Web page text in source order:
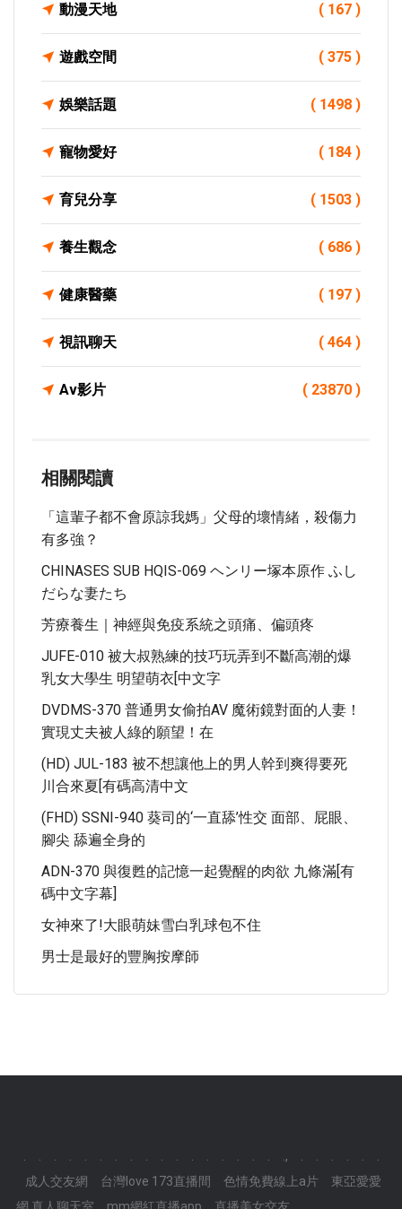
動漫天地 ( 167 )
遊戲空間 ( 375 )
娛樂話題 ( 1498 )
寵物愛好 ( 184 )
育兒分享 ( 1503 )
養生觀念 ( 686 )
健康醫藥 ( 197 )
視訊聊天 ( 464 )
Av影片 ( 23870 )
相關閱讀
「這輩子都不會原諒我媽」父母的壞情緒，殺傷力
有多強？
CHINASES SUB HQIS-069 ヘンリー塚本原作 ふし
だらな妻たち
芳療養生｜神經與免疫系統之頭痛、偏頭疼
JUFE-010 被大叔熟練的技巧玩弄到不斷高潮的爆
乳女大學生 明望萌衣[中文字
DVDMS-370 普通男女偷拍AV 魔術鏡對面的人妻！
實現丈夫被人綠的願望！在
(HD) JUL-183 被不想讓他上的男人幹到爽得要死
川合來夏[有碼高清中文
(FHD) SSNI-940 葵司的‘一直舔’性交 面部、屁眼、
腳尖 舔遍全身的
ADN-370 與復甦的記憶一起覺醒的肉欲 九條滿[有
碼中文字幕]
女神來了!大眼萌妹雪白乳球包不住
男士是最好的豐胸按摩師
.,
成人交友網
台灣love 173直播間 色情免費線上a片
東亞愛愛